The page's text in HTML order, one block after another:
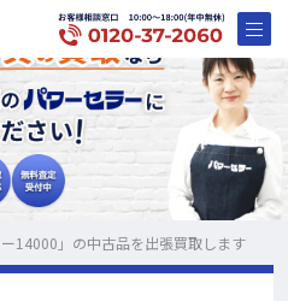
ー14000」の中古品を出張買取します